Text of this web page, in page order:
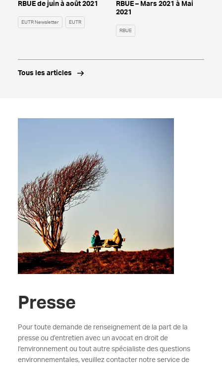
EUTR Newsletter EUTR
RBUE de juin à août 2021
RBUE
RBUE – Mars 2021 à Mai
2021
Tous les articles
Presse
Pour toute demande de renseignement de la part de la
presse ou d’entretien avec un avocat en droit de
l’environnement ou tout autre spécialiste des questions
environnementales, veuillez contacter notre service de